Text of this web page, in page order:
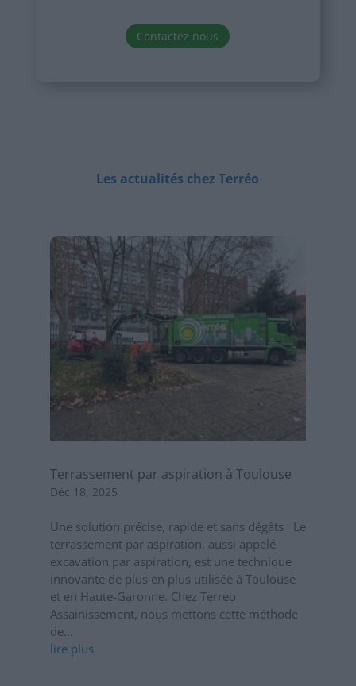
Contactez nous
Les actualités chez Terréo
Terrassement par aspiration à Toulouse
Déc 18, 2025
Une solution précise, rapide et sans dégâts Le
terrassement par aspiration, aussi appelé
excavation par aspiration, est une technique
innovante de plus en plus utilisée à Toulouse
et en Haute-Garonne. Chez Terreo
Assainissement, nous mettons cette méthode
de...
lire plus